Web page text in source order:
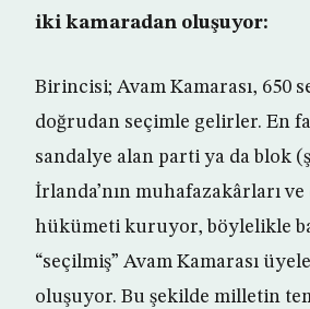
iki kamaradan oluşuyor:
Birincisi; Avam Kamarası, 650
doğrudan seçimle gelirler. En
sandalye alan parti ya da blok
İrlanda’nın muhafazakârları
hükümeti kuruyor, böylelikle
“seçilmiş” Avam Kamarası
oluşuyor. Bu şekilde milletin